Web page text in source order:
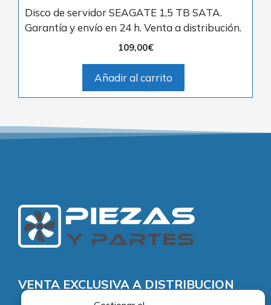
Disco de servidor SEAGATE 1,5 TB SATA.
Garantía y envío en 24 h. Venta a distribución.
109,00€
Añadir al carrito
VENTA EXCLUSIVA A DISTRIBUCION